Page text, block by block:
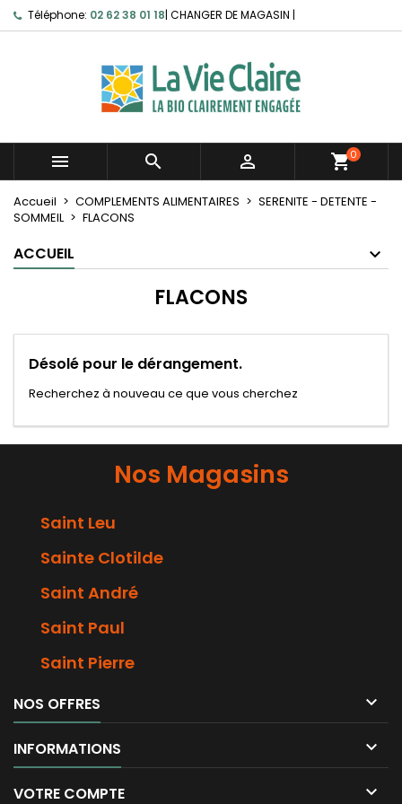
Téléphone: 02 62 38 01 18| CHANGER DE MAGASIN |
   shopping_cart0
Accueil COMPLEMENTS ALIMENTAIRES
SERENITE - DETENTE -
SOMMEIL
FLACONS
ACCUEIL
FLACONS
Désolé pour le dérangement.
Recherchez à nouveau ce que vous cherchez
Nos Magasins
Saint Leu
Sainte Clotilde
Saint André
Saint Paul
Saint Pierre
NOS OFFRES 
INFORMATIONS 
VOTRE COMPTE 